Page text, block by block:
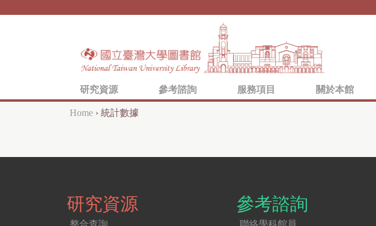
研究資源 參考諮詢 服務項目 關於本館
r
Home › 統計數據
研究資源
整合查詢
參考諮詢
聯絡學科館員